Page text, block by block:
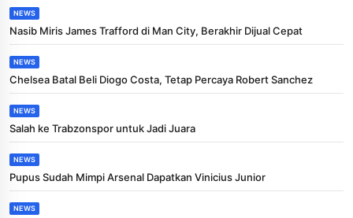
NEWS
Nasib Miris James Trafford di Man City, Berakhir Dijual Cepat
NEWS
Chelsea Batal Beli Diogo Costa, Tetap Percaya Robert Sanchez
NEWS
Salah ke Trabzonspor untuk Jadi Juara
NEWS
Pupus Sudah Mimpi Arsenal Dapatkan Vinicius Junior
NEWS